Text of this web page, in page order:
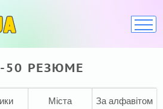
50 РЕЗЮМЕ
Міста За алфавітом